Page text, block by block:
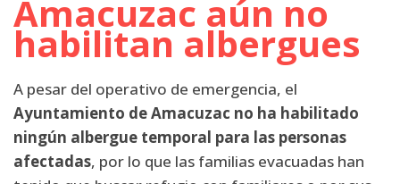
Amacuzac aún no
habilitan albergues
A pesar del operativo de emergencia, el
Ayuntamiento de Amacuzac no ha habilitado
ningún albergue temporal para las personas
afectadas, por lo que las familias evacuadas han